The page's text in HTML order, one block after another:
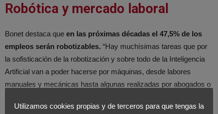
Robótica y mercado laboral
Bonet destaca que en las próximas décadas el 47,5% de los
empleos serán robotizables. “Hay muchísimas tareas que por
la sofisticación de la robotización y sobre todo de la Inteligencia
Artificial van a poder hacerse por máquinas, desde labores
manuales y mecánicas hasta algunas realizadas por abogados o
de pensamiento. La más optimista defiende que por esas tareas
Utilizamos cookies propias y de terceros para que tengas la